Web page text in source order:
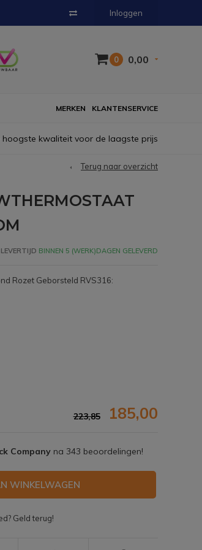
Inloggen
0 0,00
KLANTENSERVICE
MERKEN
hoogste kwaliteit voor de laagste prijs
Terug naar overzicht
LEVERTIJD BINNEN 5 (WERK)DAGEN GELEVERD
Rozet Geborsteld RVS316:
223,85 185,00
Companyna 343 beoordelingen!
WINKELWAGEN
Geld terug!